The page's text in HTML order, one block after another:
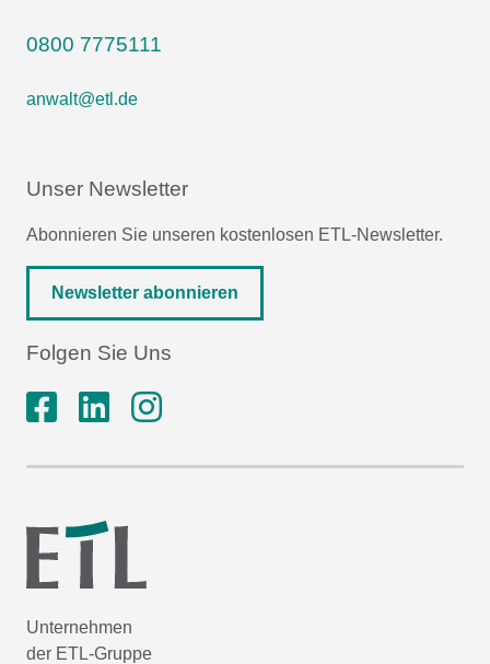
0800 7775111
anwalt@etl.de
Unser Newsletter
Abonnieren Sie unseren kostenlosen ETL-Newsletter.
Newsletter abonnieren
Folgen Sie Uns
Unternehmen
der ETL-Gruppe